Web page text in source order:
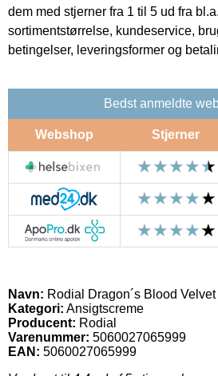
dem med stjerner fra 1 til 5 ud fra
sortimentstørrelse, kundeservice,
betingelser, leveringsformer og
Bedst anmeldte
Webshop Stjerner
Navn: Rodial Dragon´s Blood
Kategori: Ansigtscreme
Producent: Rodial
Varenummer: 5060027065999
EAN: 5060027065999